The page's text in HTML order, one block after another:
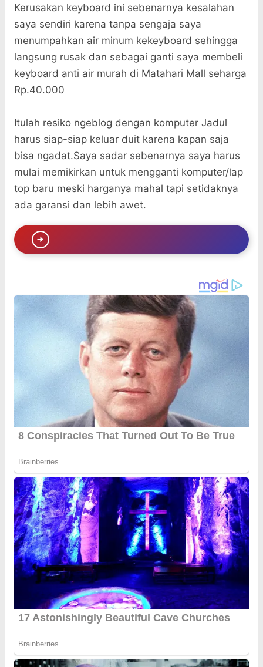
Kerusakan keyboard ini sebenarnya kesalahan
saya sendiri karena tanpa sengaja saya
menumpahkan air minum kekeyboard sehingga
langsung rusak dan sebagai ganti saya membeli
keyboard anti air murah di Matahari Mall seharga
Rp.40.000
Itulah resiko ngeblog dengan komputer Jadul
harus siap-siap keluar duit karena kapan saja
bisa ngadat.Saya sadar sebenarnya saya harus
mulai memikirkan untuk mengganti komputer/lap
top baru meski harganya mahal tapi setidaknya
ada garansi dan lebih awet.